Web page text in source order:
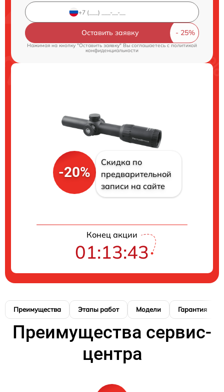
Оставить заявку
Нажимая на кнопку "Оставить заявку" Вы соглашаетесь c политикой
конфиденциальности
-20%
Скидка по
предварительной
записи на сайте
Конец акции
01:13:41
Преимущества Этапы работ Модели Гарантия
Преимущества сервис-
центра